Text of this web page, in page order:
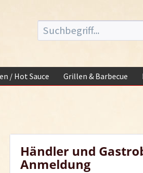
/ Hot Sauce Grillen & Barbecue
Händler und
Anmeldung